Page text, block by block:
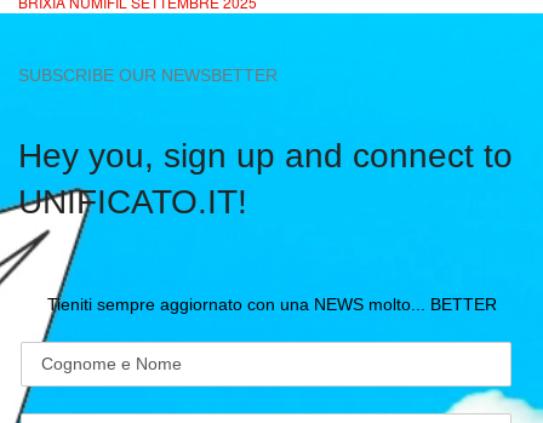
SUBSCRIBE OUR NEWSBETTER
Hey you, sign up and connect to
UNIFICATO.IT!
Tieniti sempre aggiornato con una NEWS molto... BETTER